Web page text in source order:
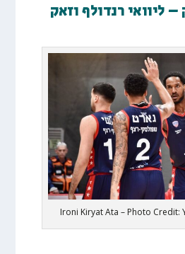
ליוואי רנדולף וזאק
Ironi Kiryat Ata – Photo Credit: